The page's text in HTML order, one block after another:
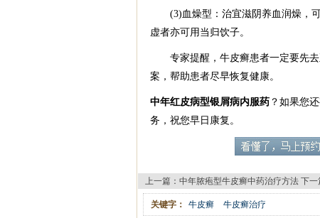
(3)血燥型：治宜滋阴养血润燥，可
虚者亦可用当归饮子。
专家提醒，牛皮癣患者一定要先去
案，帮助患者尽早恢复健康。
中年红皮病型银屑病内服药 ？如果您
务，祝您早日康复。
上一篇： 中年脓疱型牛皮癣中药治疗方法 下一
关键字： 牛皮癣 牛皮癣治疗